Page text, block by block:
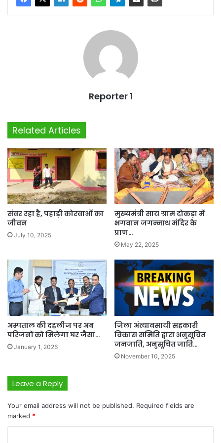
Reporter 1
Related Articles
संवर रहा है, पहाड़ी कोरवाओं का
जीवन
July 10, 2025
मुख्यमंत्री साय ग्राम दोकड़ा में
भगवान जगन्नाथ मंदिर के
प्राण…
May 22, 2025
अस्पताल की दहलीज पर अब
परिजनों को मिलेगा घर जैसा…
January 1, 2026
जिला अंत्यावसायी सहकारी
विकास समिति द्वारा अनुसूचित
जनजाति, अनुसूचित जाति…
November 10, 2025
Leave a Reply
Your email address will not be published. Required fields are
marked *